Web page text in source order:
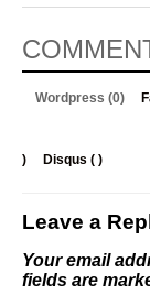
Wordpress (0)
) Disqus ( )
Leave a
Your email
fields are